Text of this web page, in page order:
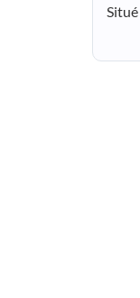
Situé